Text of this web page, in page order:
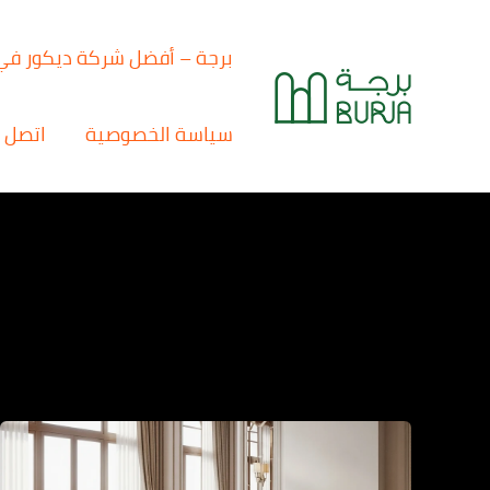
برجة – أفضل شركة ديكور
سياسة الخصوصية اتصل